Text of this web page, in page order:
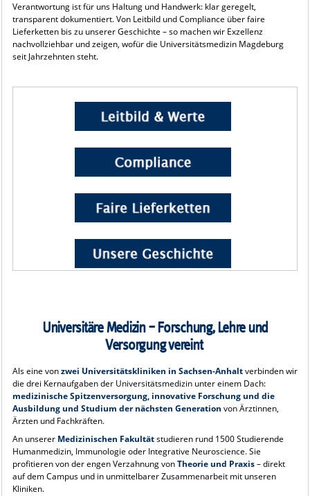
Verantwortung ist für uns Haltung und Handwerk: klar geregelt,
transparent dokumentiert. Von Leitbild und Compliance über faire
Lieferketten bis zu unserer Geschichte – so machen wir Exzellenz
nachvollziehbar und zeigen, wofür die Universitätsmedizin Magdeburg
seit Jahrzehnten steht.
Universitäre Medizin – Forschung, Lehre und
Versorgung vereint
Als eine vonzwei Universitätskliniken in Sachsen-Anhaltverbinden wir
die drei Kernaufgaben der Universitätsmedizin unter einem Dach:
medizinische Spitzenversorgung, innovative Forschung und die
Ausbildung und Studium der nächsten Generation von Ärztinnen,
Ärzten und Fachkräften.
An unserer Medizinischen Fakultätstudieren rund 1500 Studierende
Humanmedizin, Immunologie oder Integrative Neuroscience. Sie
profitieren von der engen Verzahnung vonTheorie und Praxis– direkt
auf dem Campus und in unmittelbarer Zusammenarbeit mit unseren
Kliniken.